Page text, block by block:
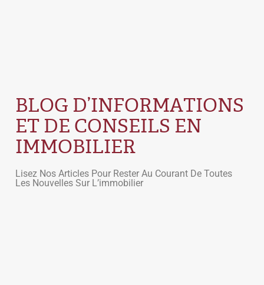
BLOG D’INFORMATIONS
ET DE CONSEILS EN
IMMOBILIER
Lisez Nos Articles Pour Rester Au Courant De Toutes
Les Nouvelles Sur L’immobilier